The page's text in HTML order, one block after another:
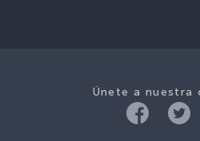
Únete a nuestra